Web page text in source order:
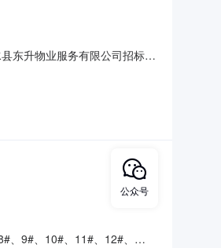
东升物业服务有限公司招标条
间20
9#、10#、11#、12#、
公众号